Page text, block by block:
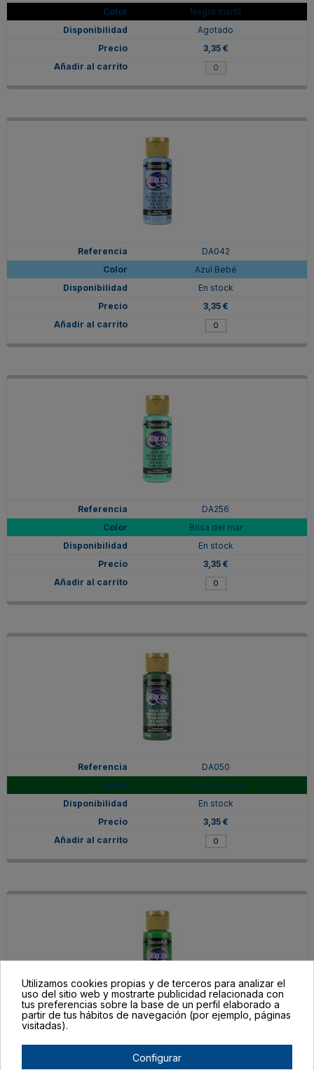
Negro marfil
Agotado
3,35 €
DA042
Azul Bebé
En stock
3,35 €
DA256
Brisa del mar
En stock
3,35 €
DA050
Verde foresta
En stock
3,35 €
Verde Festivo
Utilizamos cookies propias y de terceros para analizar el
uso del sitio web y mostrarte publicidad relacionada con
tus preferencias sobre la base de un perfil elaborado a
partir de tus hábitos de navegación (por ejemplo, páginas
visitadas).
Configurar